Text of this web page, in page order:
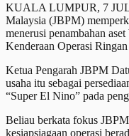
KUALA LUMPUR, 7
Malaysia (JBPM)
menerusi penambahan
Kenderaan Operasi
Ketua Pengarah JBPM
usaha itu sebagai
“Super El Nino” pada
Beliau berkata fokus
kesiapsiagaan operasi